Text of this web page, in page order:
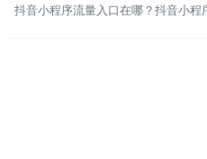
抖音小程序流量入口在哪？抖音小程